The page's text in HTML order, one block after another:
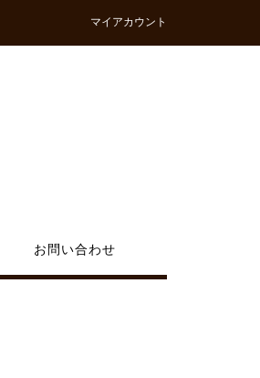
マイアカウント
お問い合わせ